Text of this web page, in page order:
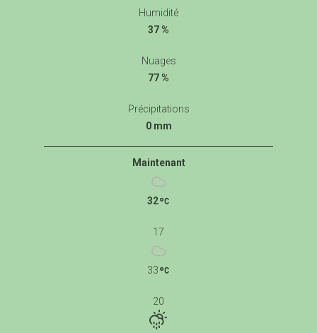
Humidité
37 %
Nuages
77 %
Précipitations
0 mm
Maintenant
32
17
33
20